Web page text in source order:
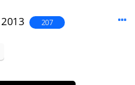
2013 207